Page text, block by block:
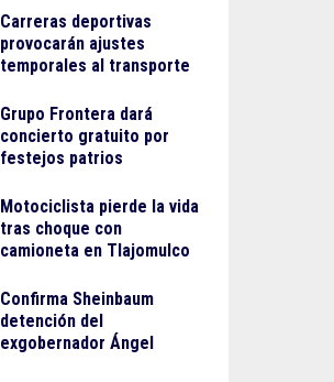
Carreras deportivas
provocarán ajustes
temporales al transporte
Grupo Frontera dará
concierto gratuito por
festejos patrios
Motociclista pierde la vida
tras choque con
camioneta en Tlajomulco
Confirma Sheinbaum
detención del
exgobernador Ángel